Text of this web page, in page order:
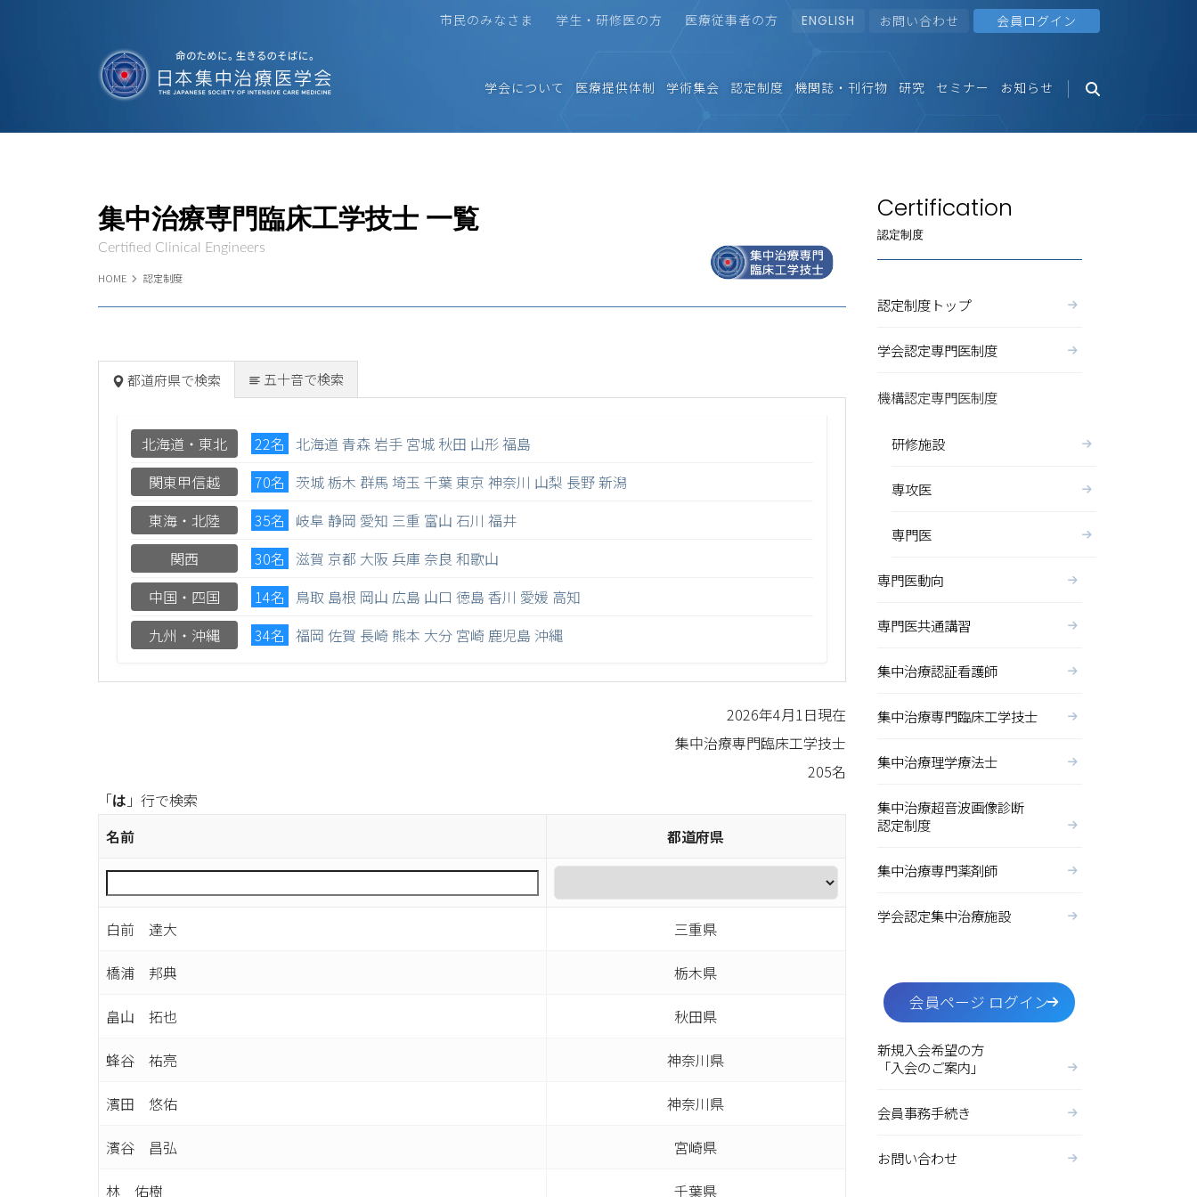
市民のみなさま 学生・研修医の方 医療従事者の方 ENGLISH お問い合わせ 会員ログイン
学会について 医療提供体制 学術集会 認定制度 機関誌・刊行物 研究 セミナー お知らせ
HOME 認定制度
集中治療専門臨床工学技士 一覧
Certified Clinical Engineers
都道府県で検索 五十音で検索
北海道・東北 22名 北海道 青森岩手 宮城 秋田 山形福島
関東甲信越
70名 茨城栃木 群馬 埼玉 千葉 東京 神奈川 山梨 長野新潟
東海・北陸
35名 岐阜 静岡 愛知 三重 富山 石川 福井
関西
30名 滋賀 京都 大阪 兵庫 奈良 和歌山
中国・四国
14名 鳥取 島根 岡山 広島 山口 徳島 香川 愛媛 高知
九州・沖縄
34名 福岡 佐賀 長崎熊本 大分 宮崎 鹿児島 沖縄
2026年4月1日現在
集中治療専門臨床工学技士
205名
「は 」行で検索
名前
都道府県
白前 達大 三重県
橋浦 邦典 栃木県
畠山 拓也 秋田県
蜂谷 祐亮 神奈川県
濱田 悠佑 神奈川県
濱谷 昌弘 宮崎県
林 佑樹 千葉県
Certification
認定制度
認定制度トップ
学会認定専門医制度
機構認定専門医制度
研修施設
専攻医
専門医
専門医動向
専門医共通講習
集中治療認証看護師
集中治療専門臨床工学技士
集中治療理学療法士
集中治療超音波画像診断
認定制度
集中治療専門薬剤師
学会認定集中治療施設
会員ページ ログイン
新規入会希望の方
「入会のご案内」
会員事務手続き
お問い合わせ